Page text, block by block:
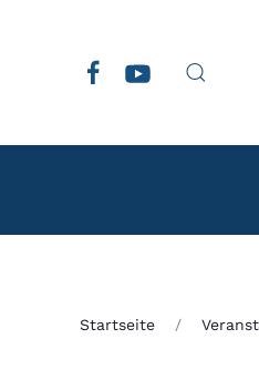
Zum Hauptinhalt
Startseite